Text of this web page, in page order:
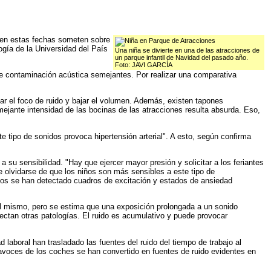
Una niña se divierte en una de las atracciones de
un parque infantil de Navidad del pasado año.
Foto: JAVI GARCÍA
estas fechas someten sobre
de la Universidad del País
acústica semejantes. Por realizar una comparativa
el foco de ruido y bajar el volumen. Además, existen tapones
intensidad de las bocinas de las atracciones resulta absurda. Eso,
de sonidos provoca hipertensión arterial". A esto, según confirma
su sensibilidad. "Hay que ejercer mayor presión y solicitar a los feriantes
de que los niños son más sensibles a este tipo de
se han detectado cuadros de excitación y estados de ansiedad
pero se estima que una exposición prolongada a un sonido
otras patologías. El ruido es acumulativo y puede provocar
han trasladado las fuentes del ruido del tiempo de trabajo al
de los coches se han convertido en fuentes de ruido evidentes en